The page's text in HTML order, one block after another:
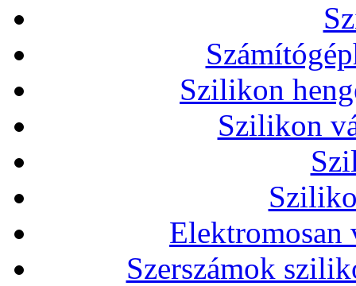
Szilikon
Szilikon
Elektromosan
Szerszámok